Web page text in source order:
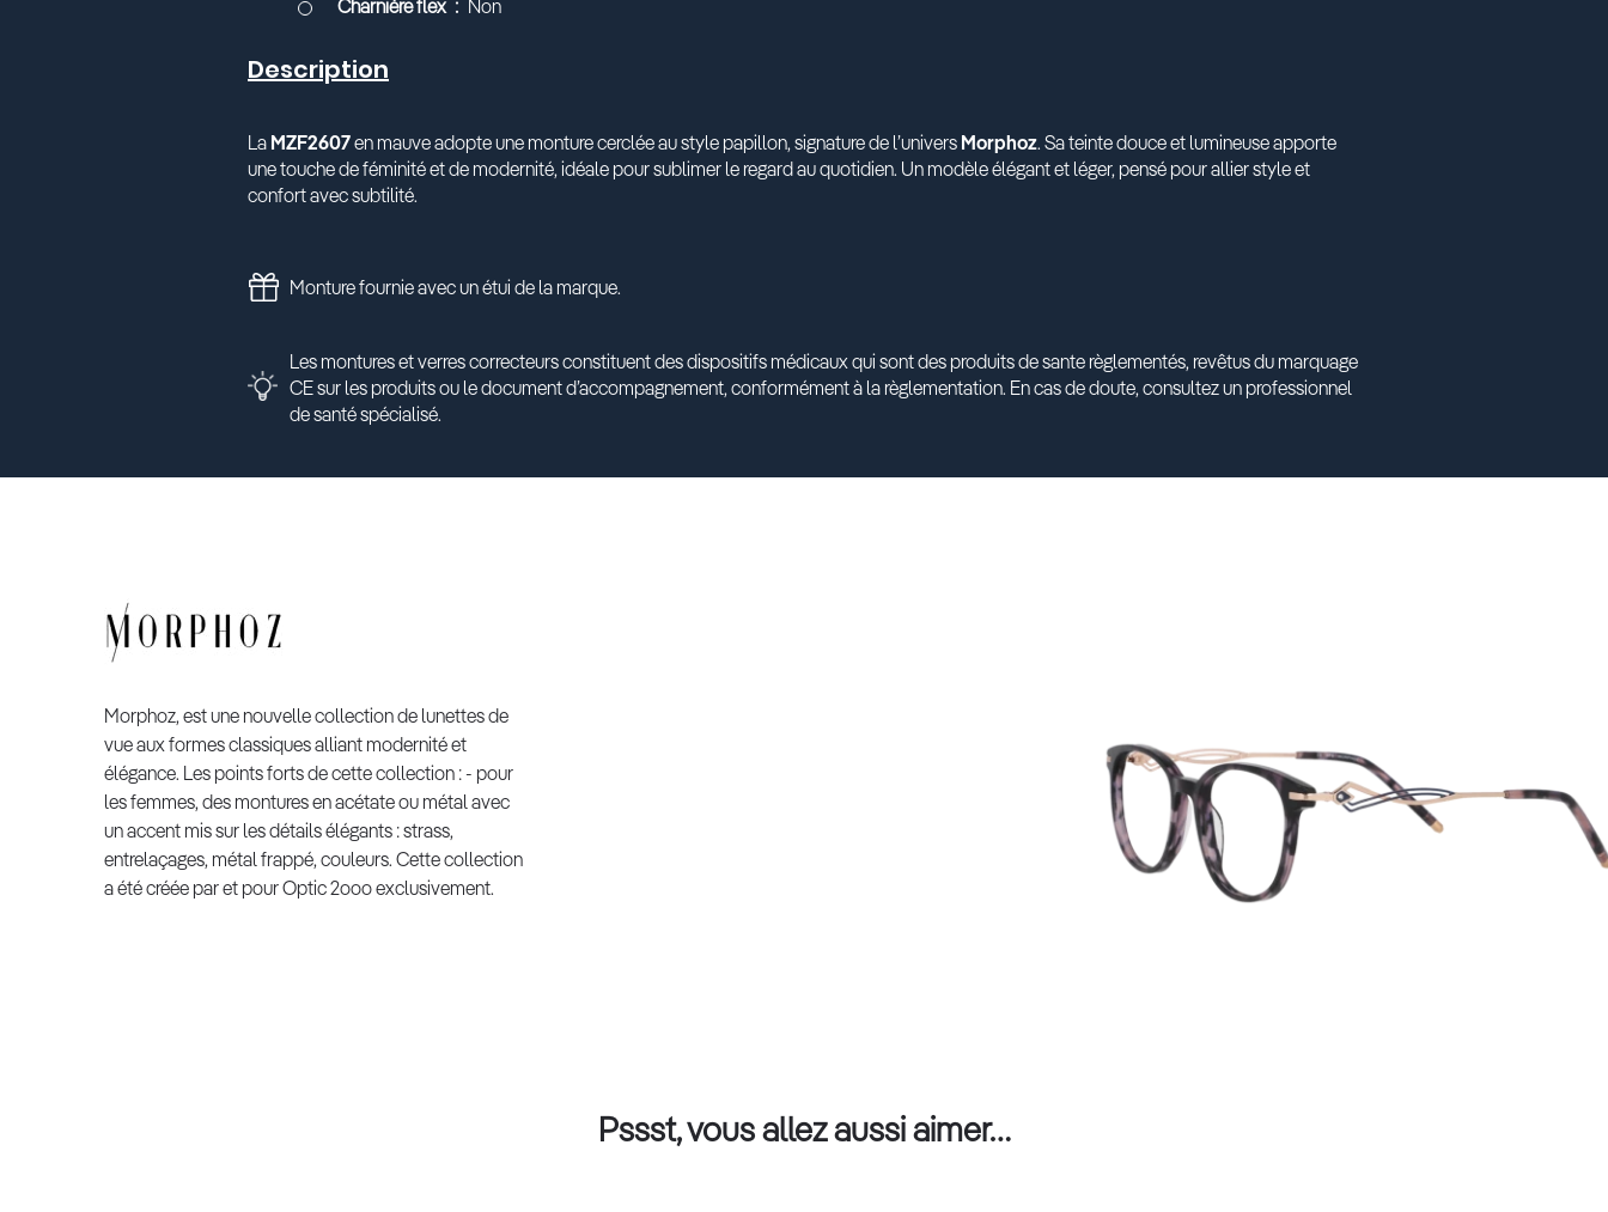
Charnière flex Non
Description
La MZF2607en mauve adopte une monture cerclée au style papillon, signature de l’univers Morphoz. Sa teinte douce et lumineuse apporte
une touche de féminité et de modernité, idéale pour sublimer le regard au quotidien. Un modèle élégant et léger, pensé pour allier style et
confort avec subtilité.
Monture fournie avec un étui de la marque.
Les montures et verres correcteurs constituent des dispositifs médicaux qui sont des produits de sante règlementés, revêtus du marquage
CE sur les produits ou le document d’accompagnement, conformément à la règlementation. En cas de doute, consultez un professionnel
de santé spécialisé.
Morphoz, est une nouvelle collection de lunettes de
vue aux formes classiques alliant modernité et
élégance. Les points forts de cette collection : - pour
les femmes, des montures en acétate ou métal avec
un accent mis sur les détails élégants : strass,
entrelaçages, métal frappé, couleurs. Cette collection
a été créée par et pour Optic 2ooo exclusivement.
Pssst, vous allez aussi aimer…